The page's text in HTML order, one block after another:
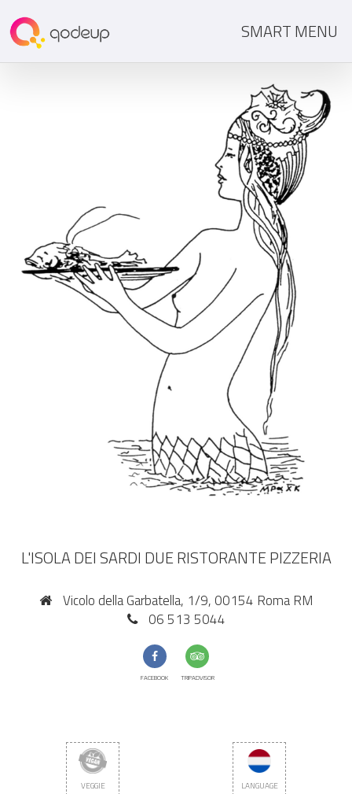
SMART MENU
L'ISOLA DEI SARDI DUE RISTORANTE PIZZERIA
Vicolo della Garbatella, 1/9, 00154 Roma RM
06 513 5044
FACEBOOK TRIPADVISOR
VEGGIE LANGUAGE